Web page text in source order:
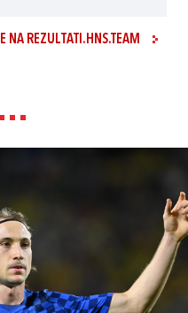
NA REZULTATI.HNS.TEAM